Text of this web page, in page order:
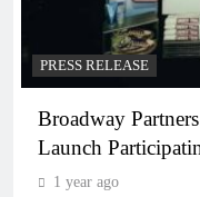
PRESS RELEASE
Broadway
Launch
1 year ago